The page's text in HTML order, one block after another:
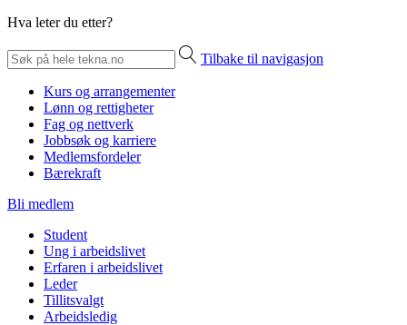
Hva leter du etter?
Tilbake til navigasjon
Kurs og arrangementer
Lønn og rettigheter
Fag og nettverk
Jobbsøk og karriere
Medlemsfordeler
Bærekraft
Bli medlem
Student
Ung i arbeidslivet
Erfaren i arbeidslivet
Leder
Tillitsvalgt
Arbeidsledig